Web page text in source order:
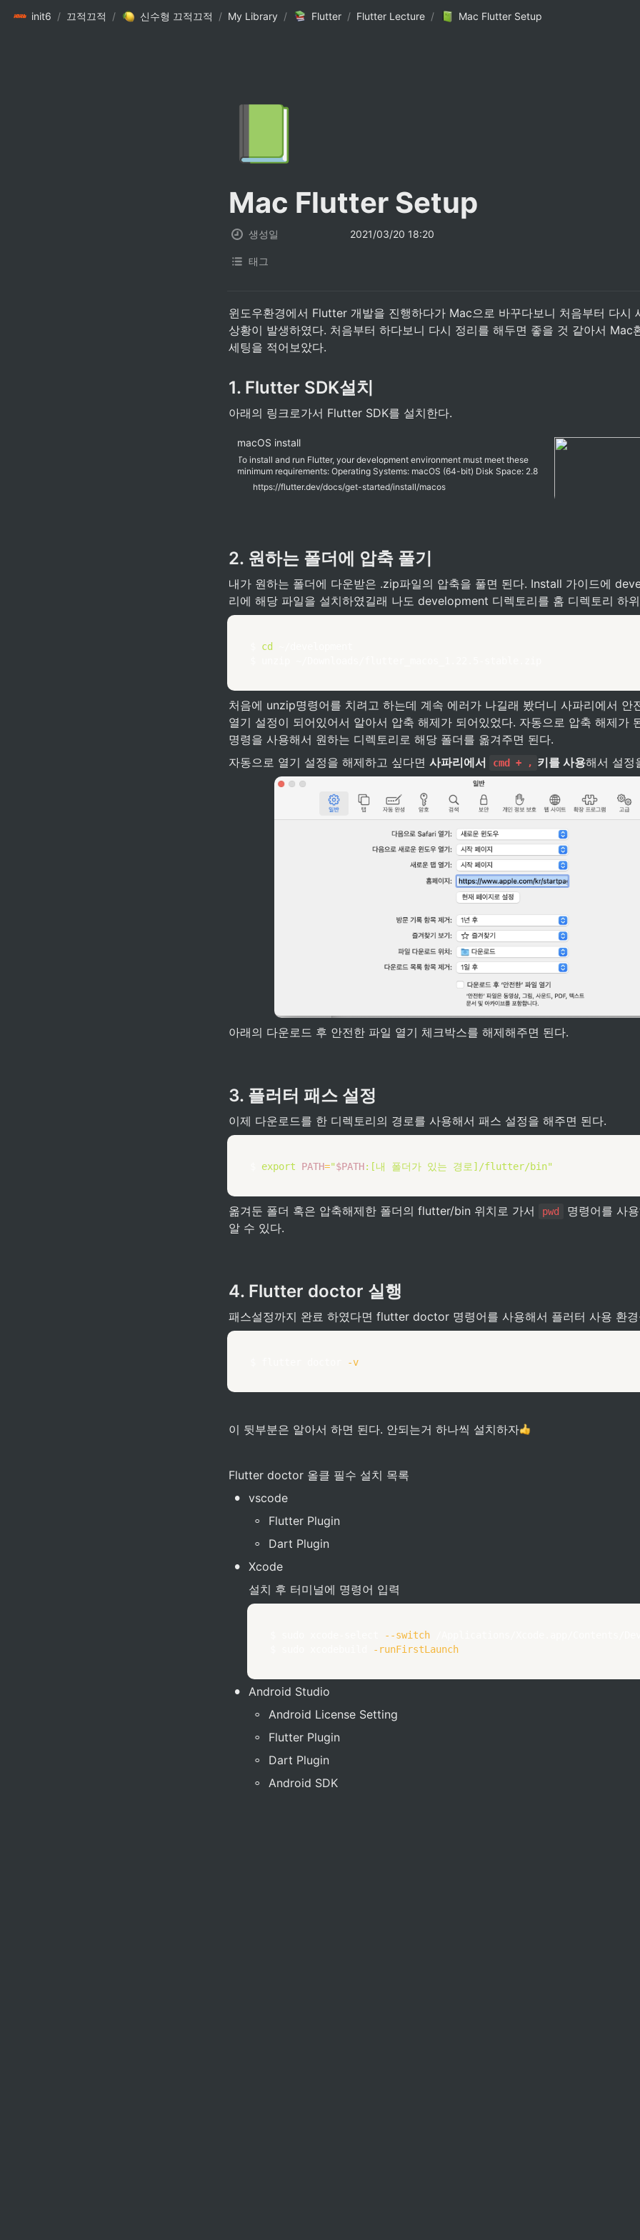
init6 / 끄적끄적 / 신수형 끄적끄적 / My Library / Flutter / Flutter Lecture / Mac Flutter Setup
Mac Flutter Setup
생성일 2021/03/20 18:20
태그
윈도우환경에서 Flutter 개발을 진행하다가 Mac으로 바꾸다보니 처음부터 다시
상황이 발생하였다. 처음부터 하다보니 다시 정리를 해두면 좋을 것 같아서 Mac
세팅을 적어보았다.
1. Flutter SDK설치
아래의 링크로가서 Flutter SDK를 설치한다.
macOS install
To install and run Flutter, your development environment must meet these
minimum requirements: Operating Systems: macOS (64-bit) Disk Space: 2.8
GB (does not include disk space for IDE/tools). Tools: Flutter uses git for
installation and upgrade. We recommend installingXcode, which includes git,
https://flutter.dev/docs/get-started/install/macos
2. 원하는 폴더에 압축 풀기
내가 원하는 폴더에 다운받은 .zip파일의 압축을 풀면 된다. Install 가이드에
리에 해당 파일을 설치하였길래 나도 development 디렉토리를 홈 디렉토리 하
cd
처음에 unzip명령어를 치려고 하는데 계속 에러가 나길래 봤더니 사파리에서 안
열기 설정이 되어있어서 알아서 압축 해제가 되어있었다. 자동으로 압축 해제가
명령을 사용해서 원하는 디렉토리로 해당 폴더를 옮겨주면 된다.
자동으로 열기 설정을 해제하고 싶다면 사파리에서 cmd + , 키를 사용해서 설정
아래의 다운로드 후 안전한 파일 열기 체크박스를 해제해주면 된다.
3. 플러터 패스 설정
이제 다운로드를 한 디렉토리의 경로를 사용해서 패스 설정을 해주면 된다.
export PATH="$PATH:[내 폴더가 있는 경로]/flutter/bin"
옮겨둔 폴더 혹은 압축해제한 폴더의 flutter/bin 위치로 가서 pwd
명령어를 사
알 수 있다.
4. Flutter doctor 실행
패스설정까지 완료 하였다면 flutter doctor 명령어를 사용해서 플러터 사용 환
-v
이 뒷부분은 알아서 하면 된다. 안되는거 하나씩 설치하자
Flutter doctor 올클 필수 설치 목록
• vscode
◦ Flutter Plugin
◦ Dart Plugin
• Xcode
설치 후 터미널에 명령어 입력
--switch
-runFirstLaunch
• Android Studio
◦ Android License Setting
◦ Flutter Plugin
◦ Dart Plugin
◦ Android SDK